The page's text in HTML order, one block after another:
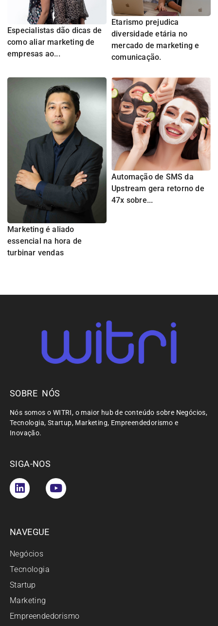
Especialistas dão dicas de
como aliar marketing de
empresas ao...
Etarismo prejudica
diversidade etária no
mercado de marketing e
comunicação.
Marketing é aliado
essencial na hora de
turbinar vendas
Automação de SMS da
Upstream gera retorno de
47x sobre...
SOBRE NÓS
Nós somos o WITRI, o maior hub de conteúdo sobre Negócios,
Tecnologia, Startup, Marketing, Empreendedorismo e
Inovação.
SIGA-NOS
NAVEGUE
Negócios
Tecnologia
Startup
Marketing
Empreendedorismo